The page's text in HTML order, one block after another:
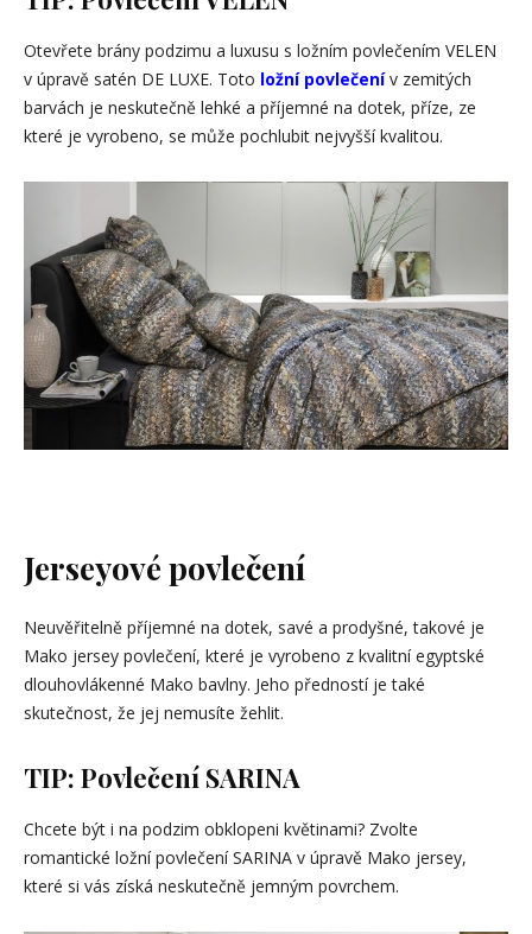
Otevřete brány podzimu a luxusu s ložním povlečením VELEN
v úpravě satén DE LUXE. Toto ložní povlečenív zemitých
barvách je neskutečně lehké a příjemné na dotek, příze, ze
které je vyrobeno, se může pochlubit nejvyšší kvalitou.
Jerseyové povlečení
Neuvěřitelně příjemné na dotek, savé a prodyšné, takové je
Mako jersey povlečení, které je vyrobeno z kvalitní egyptské
dlouhovlákenné Mako bavlny. Jeho předností je také
skutečnost, že jej nemusíte žehlit.
TIP: Povlečení SARINA
Chcete být i na podzim obklopeni květinami? Zvolte
romantické ložní povlečení SARINA v úpravě Mako jersey,
které si vás získá neskutečně jemným povrchem.